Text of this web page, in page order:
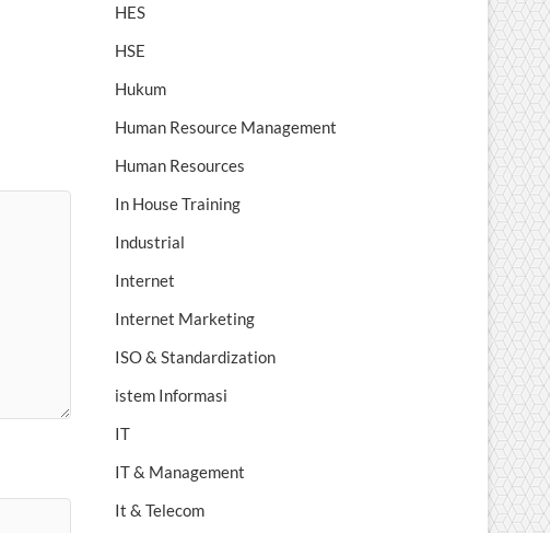
HES
HSE
Hukum
Human Resource Management
Human Resources
In House Training
Industrial
Internet
Internet Marketing
ISO & Standardization
istem Informasi
IT
IT & Management
It & Telecom